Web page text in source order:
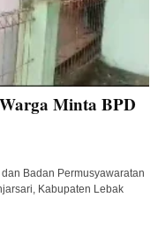
Minta BPD
Badan Permusyawaratan
Kabupaten Lebak